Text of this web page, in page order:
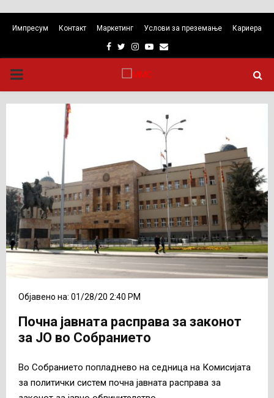
Импресум Контакт Маркетинг Услови за преземање Кариера
Facebook
TwitterInstagram
Youtube
Email
PRIMARY
MENU
Објавено на: 01/28/20 2:40 PM
Почна јавната расправа за законот
за ЈО во Собранието
Во Собранието попладнево на седница на Комисијата
за политички систем почна јавната расправа за